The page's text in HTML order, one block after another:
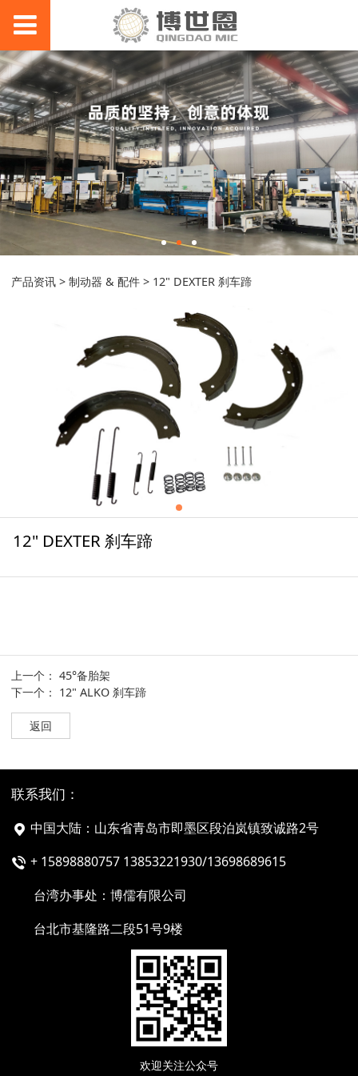
12" DEXTER 刹车蹄
产品资讯 >制动器 & 配件 > 12" DEXTER 刹车蹄
12" DEXTER 刹车蹄
上一个：45°备胎架
下一个： 12" ALKO 刹车蹄
返回
联系我们：
中国大陆：山东省青岛市即墨区段泊岚镇致诚路2号
+ 15898880757 13853221930/13698689615
台湾办事处：博儒有限公司
台北市基隆路二段51号9楼
欢迎关注公众号